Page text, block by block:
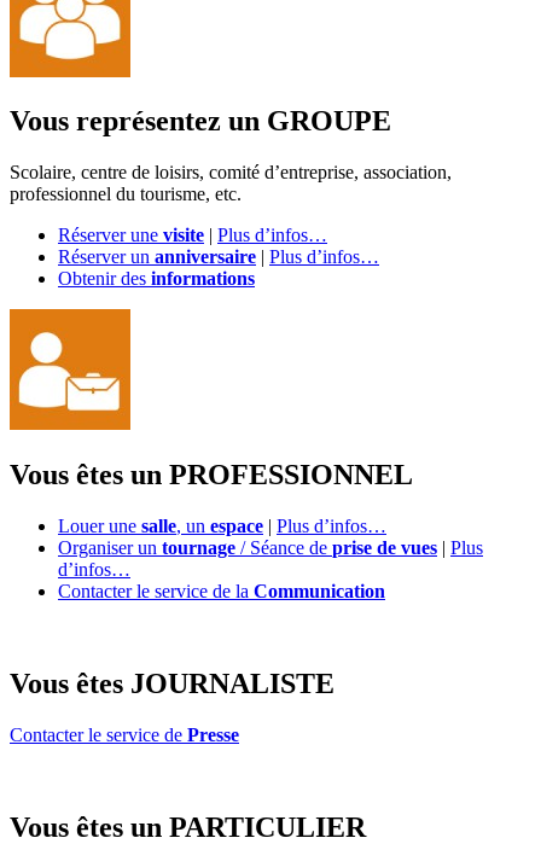
Vous représentez un GROUPE
Scolaire, centre de loisirs, comité d’entreprise, association,
professionnel du tourisme, etc.
Réserver une visite | Plus d’infos…
Réserver un anniversaire | Plus d’infos…
Obtenir des informations
Vous êtes un PROFESSIONNEL
Louer une salle, un espace | Plus d’infos…
Organiser un tournage / Séance de prise de vues | Plus
d’infos…
Contacter le service de la Communication
Vous êtes JOURNALISTE
Contacter le service de Presse
Vous êtes un PARTICULIER